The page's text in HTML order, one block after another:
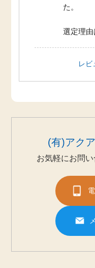
た。
選定理
レ
(有)アク
お気軽にお問